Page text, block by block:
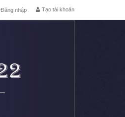
Đăng nhập Tạo tài khoản